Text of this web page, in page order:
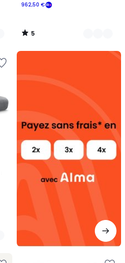
962,50 €
5
/
Alma
sans